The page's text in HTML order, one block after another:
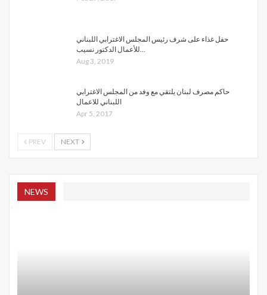
حفل غذاء على شرف رئيس المجلس الاغترابي اللبناني
Aug 3, 2019
حاكم مصرف لبنان يلتقي مع وفد من المجلس الاغترابي
اللبناني للاعمال
Apr 5, 2017
PREV NEXT
NEWS